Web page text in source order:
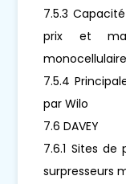
7.5.3
prix et
7.5.4
par Wilo
7.6 DAVEY
7.6.1 Sites
surpresseurs